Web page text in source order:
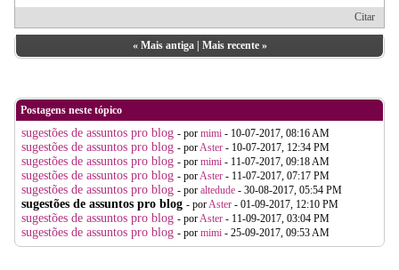
Citar
« Mais antiga| Mais recente»
Postagens neste tópico
sugestões de assuntos pro blog - por mimi - 10-07-2017, 08:16 AM
sugestões de assuntos pro blog - porAster - 10-07-2017, 12:34 PM
sugestões de assuntos pro blog - por mimi - 11-07-2017, 09:18 AM
sugestões de assuntos pro blog - porAster - 11-07-2017, 07:17 PM
sugestões de assuntos pro blog - por altedude - 30-08-2017, 05:54 PM
sugestões de assuntos pro blog - porAster - 01-09-2017, 12:10 PM
sugestões de assuntos pro blog - porAster - 11-09-2017, 03:04 PM
sugestões de assuntos pro blog - por mimi - 25-09-2017, 09:53 AM